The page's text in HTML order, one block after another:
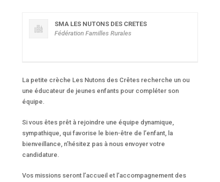
SMA LES NUTONS DES CRETES
Fédération Familles Rurales
La petite crèche Les Nutons des Crêtes recherche un ou
une éducateur de jeunes enfants pour compléter son
équipe.
Si vous êtes prêt à rejoindre une équipe dynamique,
sympathique, qui favorise le bien-être de l’enfant, la
bienveillance, n’hésitez pas à nous envoyer votre
candidature.
Vos missions seront l’accueil et l’accompagnement des